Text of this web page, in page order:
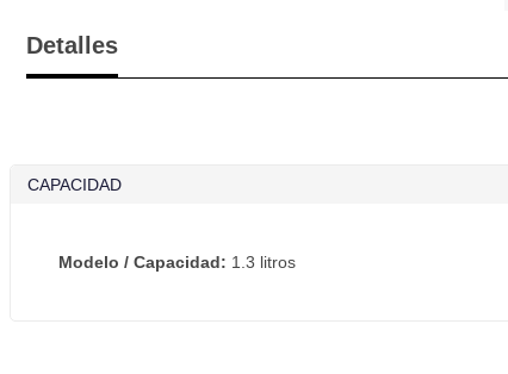
Detalles
CAPACIDAD
Modelo / Capacidad: 1.3 litros